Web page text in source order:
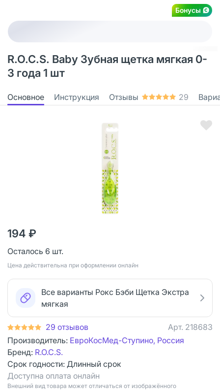
Бонусы
R.O.C.S. Baby Зубная щетка мягкая 0-
3 года 1 шт
Основное Инструкция Отзывы 29
194 ₽
Осталось 6 шт.
Цена действительна при оформлении онлайн
Все варианты Рокс Бэби Щетка Экстра
мягкая
29 отзывов Арт. 218683
Производитель: ЕвроКосМед-Ступино, Россия
Бренд: R.O.C.S.
Срок годности: Длинный срок
Доступна оплата онлайн
Bнешний вид товара может отличаться от изображённого